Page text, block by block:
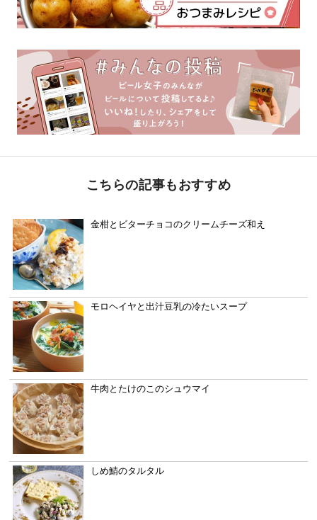
こちらの記事もおすすめ
金柑とビターチョコのクリームチーズ和え
モロヘイヤと出汁豆乳の冷たいスープ
牛肉とたけのこのシュウマイ
しめ鯖のタルタル